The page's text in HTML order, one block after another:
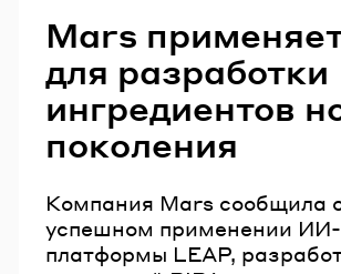
Mars
для разработки
ингредиентов
поколения
Компания Mars сообщила
успешном применении ИИ-
платформы LEAP,